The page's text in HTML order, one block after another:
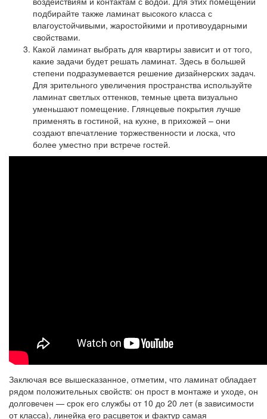
подбирайте также ламинат высокого класса с
влагоустойчивыми, жаростойкими и противоударными
свойствами.
Какой ламинат выбрать для квартиры зависит и от того,
какие задачи будет решать ламинат. Здесь в большей
степени подразумевается решение дизайнерских задач.
Для зрительного увеличения пространства используйте
ламинат светлых оттенков, темные цвета визуально
уменьшают помещение. Глянцевые покрытия лучше
применять в гостиной, на кухне, в прихожей – они
создают впечатление торжественности и лоска, что
более уместно при встрече гостей.
Заключая все вышесказанное, отметим, что ламинат обладает
рядом положительных свойств: он прост в монтаже и уходе, он
долговечен — срок его службы от 10 до 20 лет (в зависимости
от класса), линейка его расцветок и фактур самая